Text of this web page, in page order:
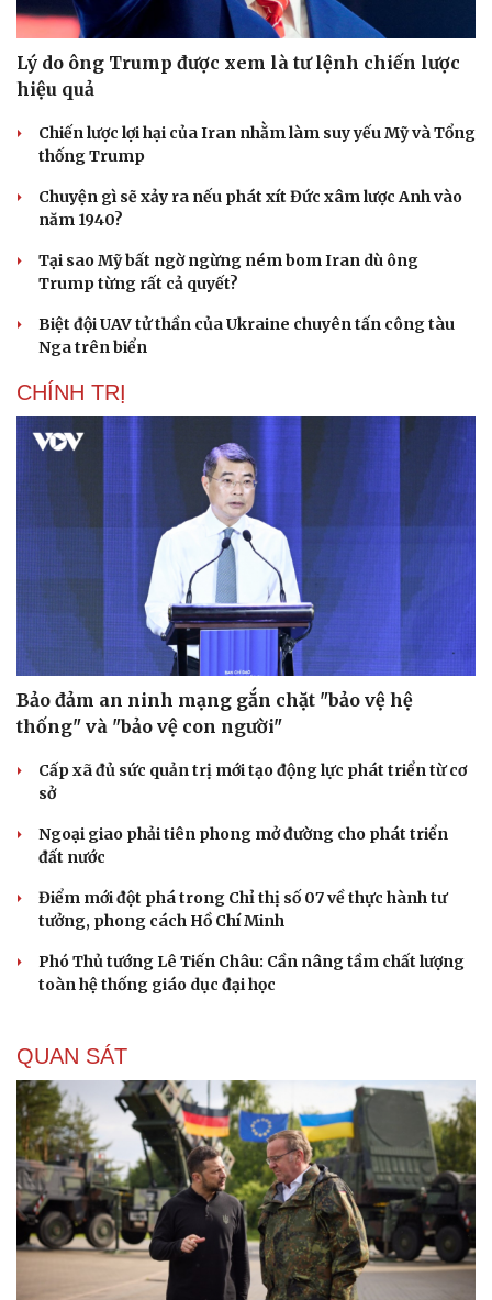
Cải chính
Lý do ông Trump được xem là tư lệnh chiến lược
hiệu quả
Chiến lược lợi hại của Iran nhằm làm suy yếu Mỹ và Tổng
thống Trump
Chuyện gì sẽ xảy ra nếu phát xít Đức xâm lược Anh vào
năm 1940?
Tại sao Mỹ bất ngờ ngừng ném bom Iran dù ông
Trump từng rất cả quyết?
Biệt đội UAV tử thần của Ukraine chuyên tấn công tàu
Nga trên biển
CHÍNH TRỊ
Bảo đảm an ninh mạng gắn chặt "bảo vệ hệ
thống" và "bảo vệ con người"
Cấp xã đủ sức quản trị mới tạo động lực phát triển từ cơ
sở
Ngoại giao phải tiên phong mở đường cho phát triển
đất nước
Điểm mới đột phá trong Chỉ thị số 07 về thực hành tư
tưởng, phong cách Hồ Chí Minh
Phó Thủ tướng Lê Tiến Châu: Cần nâng tầm chất lượng
toàn hệ thống giáo dục đại học
QUAN SÁT